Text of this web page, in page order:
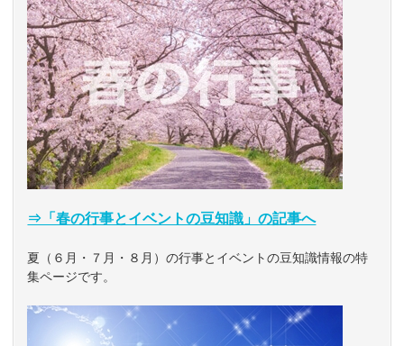
⇒「春の行事とイベントの豆知識」の記事へ
夏（６月・７月・８月）の行事とイベントの豆知識情報の特
集ページです。